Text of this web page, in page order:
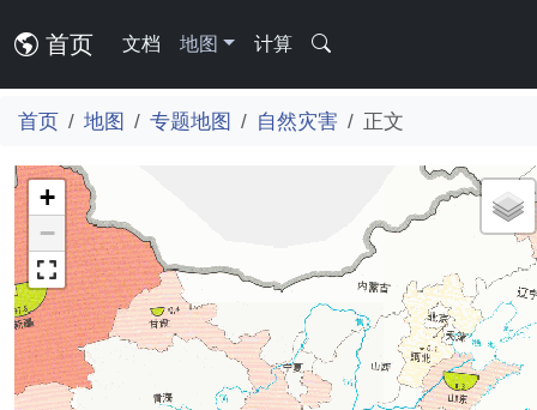
首页 文档 地图 计算
首页 地图 专题地图 自然灾害 正文
+
−